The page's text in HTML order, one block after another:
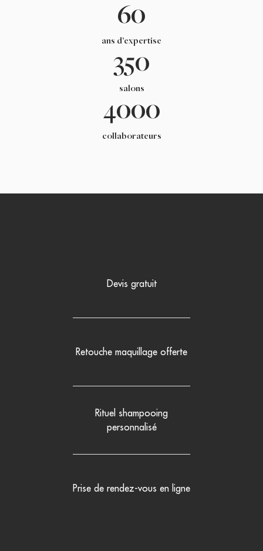
60
ans d’expertise
350
salons
4000
collaborateurs
Devis gratuit
Retouche maquillage offerte
Rituel shampooing
personnalisé
Prise de rendez-vous en ligne